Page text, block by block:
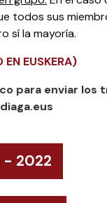
todos sus
sí la mayoría.
EN EUSKERA)
para enviar los
- 2022